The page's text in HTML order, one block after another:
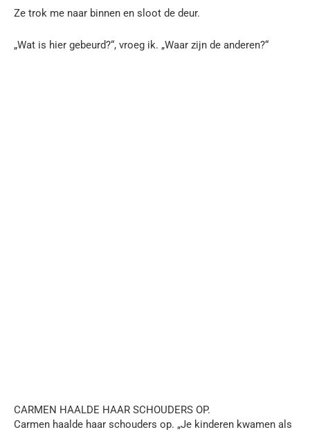
Ze trok me naar binnen en sloot de deur.
„Wat is hier gebeurd?“, vroeg ik. „Waar zijn de anderen?“
CARMEN HAALDE HAAR SCHOUDERS OP.
Carmen haalde haar schouders op. „Je kinderen kwamen als